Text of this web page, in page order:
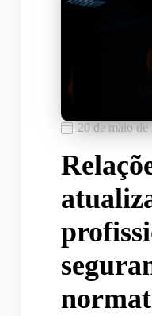
20 de maio de